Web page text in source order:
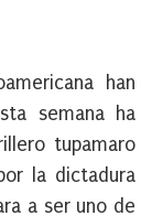
han
semana ha
tupamaro
la dictadura
a ser uno de